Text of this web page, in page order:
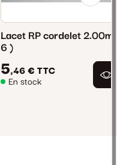
Lacet RP cordelet 2.00m
6 )
5,46 € TTC
En stock